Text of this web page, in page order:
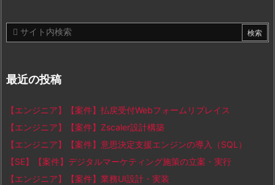
最近の投稿
【エンジニア】【案件】払戻受付Webフォームリプレイス
【エンジニア】【案件】Zscaler設計構築
【エンジニア】【案件】意思決定支援エンジンの導入（SQL）
【SE】【案件】デジタルマーケティング施策の立案・実行
【エンジニア】【案件】業務UI設計・実装